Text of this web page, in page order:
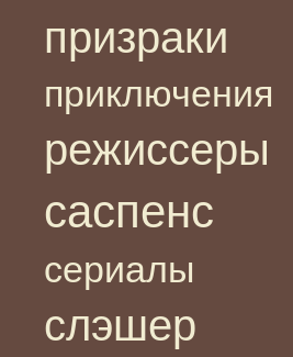
призраки
приключения
режиссеры
саспенс
сериалы
слэшер